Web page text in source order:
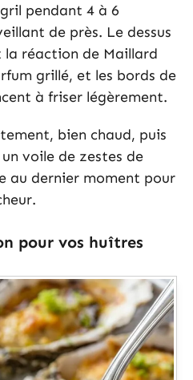
gril pendant 4 à 6
de près. Le dessus
la réaction de Maillard
grillé, et les bords de
à friser légèrement.
bien chaud, puis
voile de zestes de
au dernier moment pour
pour vos huîtres